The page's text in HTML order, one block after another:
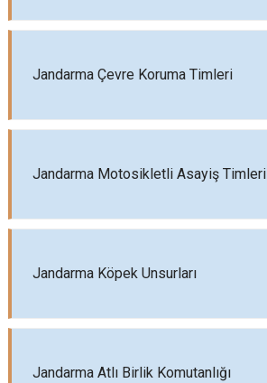
Jandarma Çevre Koruma Timleri
Jandarma Motosikletli Asayiş Timleri
Jandarma Köpek Unsurları
Jandarma Atlı Birlik Komutanlığı